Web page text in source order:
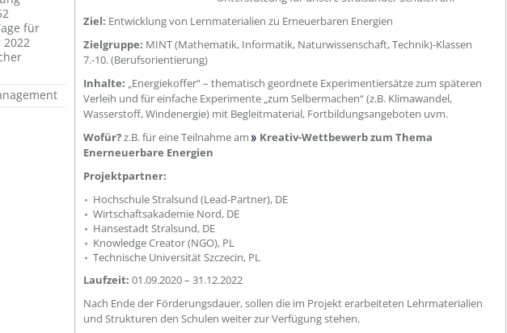
für
Ziel: Entwicklung von Lernmaterialien zu Erneuerbaren Energien
Zielgruppe: MINT (Mathematik, Informatik, Naturwissenschaft, Technik)-Klassen
7.-10. (Berufsorientierung)
Inhalte: „Energiekoffer“ – thematisch geordnete Experimentiersätze zum späteren
Verleih und für einfache Experimente „zum Selbermachen“ (z.B. Klimawandel,
Wasserstoff, Windenergie) mit Begleitmaterial, Fortbildungsangeboten uvm.
Wofür?z.B. für eine Teilnahme am
Kreativ-Wettbewerb zum Thema
Enerneuerbare Energien
Projektpartner:
Hochschule Stralsund (Lead-Partner), DE
Wirtschaftsakademie Nord, DE
Hansestadt Stralsund, DE
Knowledge Creator (NGO), PL
Technische Universität Szczecin, PL
Laufzeit: 01.09.2020 – 31.12.2022
Nach Ende der Förderungsdauer, sollen die im Projekt erarbeiteten Lehrmaterialien
und Strukturen den Schulen weiter zur Verfügung stehen.